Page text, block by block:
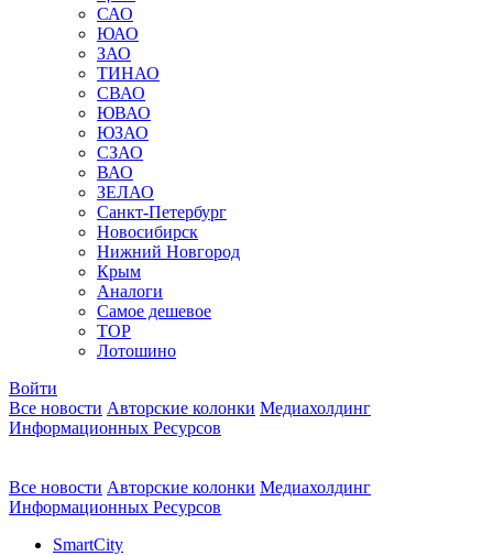
САО
ЮАО
ЗАО
ТИНАО
СВАО
ЮВАО
ЮЗАО
СЗАО
ВАО
ЗЕЛАО
Санкт-Петербург
Новосибирск
Нижний Новгород
Крым
Аналоги
Самое дешевое
TOP
Лотошино
Войти
Все новости Авторские колонки Медиахолдинг
Информационных Ресурсов
Все новости Авторские колонки Медиахолдинг
Информационных Ресурсов
SmartCity